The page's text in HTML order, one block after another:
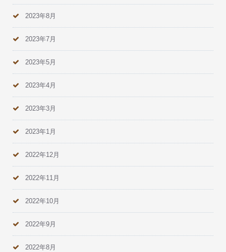
2023年8月
2023年7月
2023年5月
2023年4月
2023年3月
2023年1月
2022年12月
2022年11月
2022年10月
2022年9月
2022年8月